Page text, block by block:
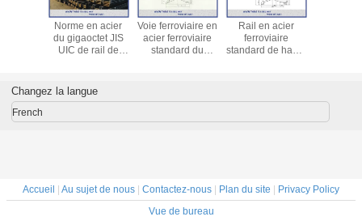
Norme en acier
du gigaoctet JIS
UIC de rail de
de la forme Z d'U
Voie ferroviaire en
acier ferroviaire
standard du
GB2585-2007
Rail en acier
ferroviaire
standard de haute
GB2585-2007
Changez la langue
French
Accueil | Au sujet de nous | Contactez-nous | Plan du site | Privacy Policy
Vue de bureau